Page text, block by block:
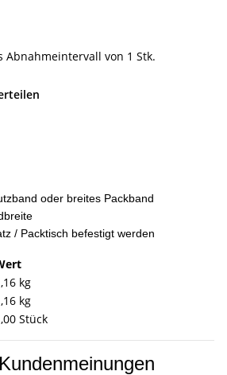
Abnahmeintervall von 1 Stk.
oder breites Packband
/ Packtisch befestigt werden
kg
kg
Stück